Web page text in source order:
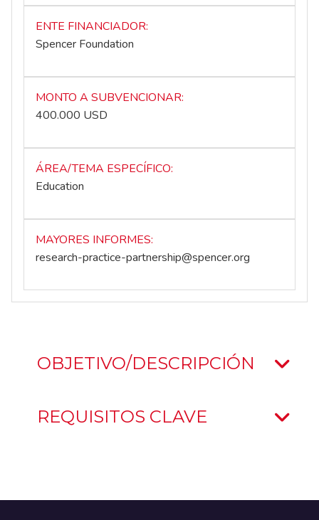
ENTE FINANCIADOR
Spencer Foundation
MONTO A SUBVENCIONAR
400.000 USD
ÁREA/TEMA ESPECÍFICO
Education
MAYORES INFORMES
research-practice-partnership@spencer.org
OBJETIVO/DESCRIPCIÓN
REQUISITOS CLAVE